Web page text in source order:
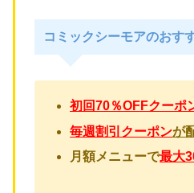
コミックシーモアのおす
初回70％OFFクーポ
毎週割引クーポンが
月額メニューで最大